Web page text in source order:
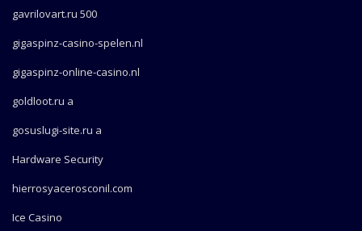
gavrilovart.ru 500
gigaspinz-casino-spelen.nl
gigaspinz-online-casino.nl
goldloot.ru a
gosuslugi-site.ru a
Hardware Security
hierrosyacerosconil.com
Ice Casino